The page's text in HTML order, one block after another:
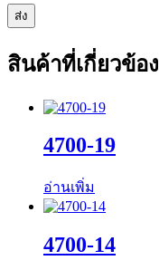
สินค้าที่เกี่ยวข้อง
4700-19
อ่านเพิ่ม
4700-14